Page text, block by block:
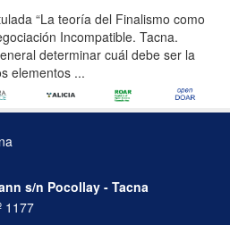
“La teoría del Finalismo como
Incompatible. Tacna.
determinar cuál debe ser la
elementos ...
s/n Pocollay - Tacna
1177